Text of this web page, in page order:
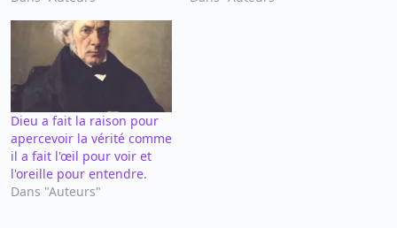
Dieu a fait la raison pour
apercevoir la vérité comme
il a fait l'œil pour voir et
l'oreille pour entendre.
Dans "Auteurs"